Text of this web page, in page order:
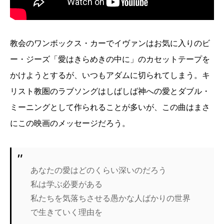
教会のワンボックス・カーでイヴァンはお気に入りのビ
ー・ジーズ「愛はきらめきの中に」のカセットテープを
かけようとするが、いつもアダムに切られてしまう。キ
リスト教圏のラブソングはしばしば神への愛とダブル・
ミーニングとして作られることが多いが、この曲はまさ
にこの映画のメッセージだろう。
あなたの愛はどのくらい深いのだろう
私は学ぶ必要がある
私たちを気落ちさせる愚かな人ばかりの世界
で生きていく理由を